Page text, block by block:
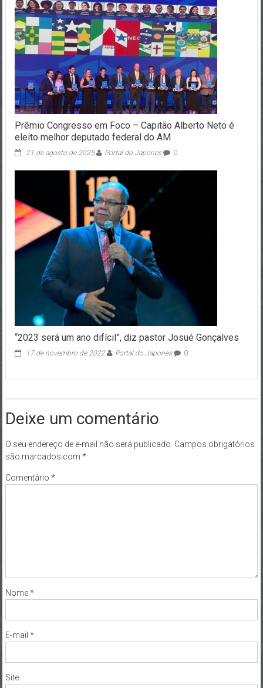
Prêmio Congresso em Foco – Capitão Alberto Neto é
eleito melhor deputado federal do AM
21 de agosto de 2025 Portal do Japones 0
“2023 será um ano difícil”, diz pastor Josué Gonçalves
17 de novembro de 2022 Portal do Japones 0
Deixe um comentário
O seu endereço de e-mail não será publicado. Campos obrigatórios
são marcados com *
Comentário *
Nome*
E-mail *
Site